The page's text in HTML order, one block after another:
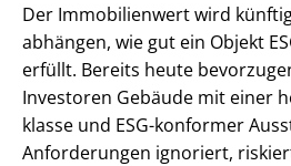
Der Immobilienwert wird
abhängen, wie gut ein Objekt
erfüllt. Bereits heute
Investoren Gebäude mit einer
klas­se und ESG-konformer
Anforderungen ignoriert,